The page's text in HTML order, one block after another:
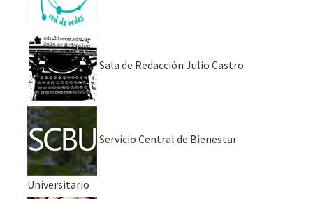
Sala de Redacción Julio Castro
Servicio Central de Bienestar
Universitario